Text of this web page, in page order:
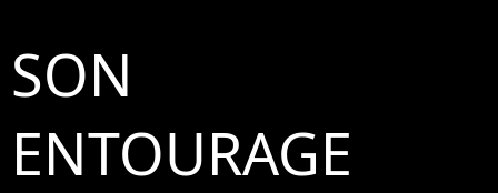
SON
ENTOURAGE